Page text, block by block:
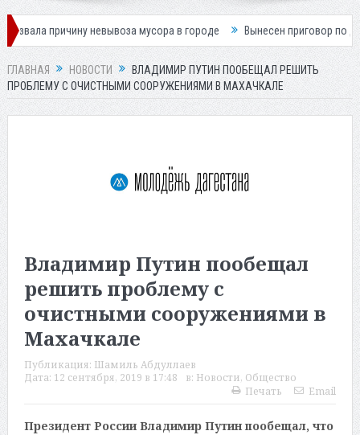
невывоза мусора в городе Вынесен приговор по делу о
ГЛАВНАЯ НОВОСТИ
ВЛАДИМИР ПУТИН ПООБЕЩАЛ РЕШИТЬ
ПРОБЛЕМУ С ОЧИСТНЫМИ СООРУЖЕНИЯМИ В МАХАЧКАЛЕ
Владимир Путин пообещал
решить проблему с
очистными сооружениями в
Махачкале
Публикация: Шамиль Абдуллаев
Дата: 12 сентября, 2019 в 17:48 в: Новости, Общество
Печать
Email
Президент России Владимир Путин пообещал, что